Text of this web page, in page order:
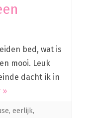
bed, wat is
mooi. Leuk
dacht ik in
»
, eerlijk,